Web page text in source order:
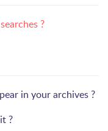
?
in your archives ?
?